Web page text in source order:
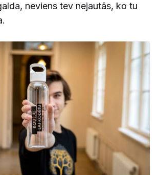
neviens tev nejautās, ko tu